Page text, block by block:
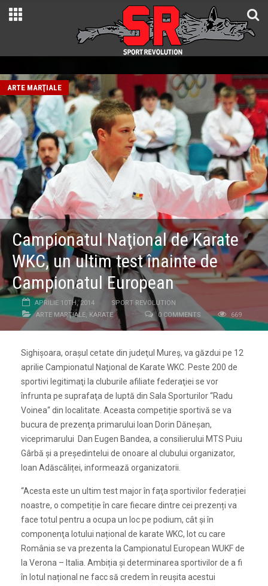
ARTE MARŢIALE
Campionatul Naţional de Karate
WKC, un ultim test înainte de
Campionatul European
APRILIE 10TH, 2014
SPORT REVOLUTION
ARTE MARŢIALE, KARATE 0 COMMENTS 669
Sighișoara, orașul cetate din judeţul Mureş, va găzdui pe 12
aprilie Campionatul Naţional de Karate WKC. Peste 200 de
sportivi legitimaţi la cluburile afiliate federaţiei se vor
înfrunta pe suprafaţa de luptă din Sala Sporturilor “Radu
Voinea“ din localitate. Aceasta competiție sportivă se va
bucura de prezenţa primarului Ioan Dorin Dăneşan,
viceprimarului Dan Eugen Bandea, a consilierului MTS Puiu
Gârbă şi a președintelui de onoare al clubului organizator,
Ioan Adăscăliței, informează organizatorii.
“Acesta este un ultim test major în faţa sportivilor federației
noastre, o competiție în care fiecare dintre cei prezenți va
face totul pentru a ocupa un loc pe podium, cât şi în
componenţa lotului național de karate WKC, lot cu care
România se va prezenta la Campionatul European WUKF de
la Verona – Italia. Ambiția şi determinarea sportivilor de a fi
în lotul național ne facc să credem în reușita acestui